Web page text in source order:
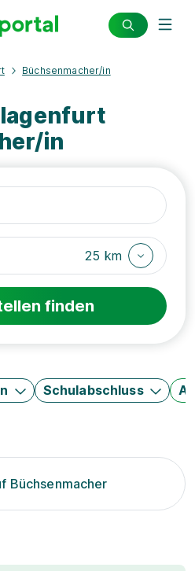
Büchsenmacher/in
in
25 km
finden
Schulabschluss
Büchsenmacher